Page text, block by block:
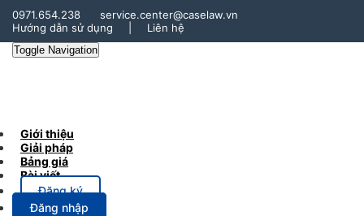
0971.654.238
service.center@caselaw.vn
Hướng dẫn sử dụng
Liên hệ
Toggle Navigation
Giới thiệu
Giải pháp
Bảng giá
Bài viết
Đăng ký
Đăng nhập